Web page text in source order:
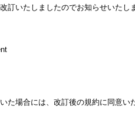
訂いたしましたのでお知らせいたし
た場合には、改訂後の規約に同意い